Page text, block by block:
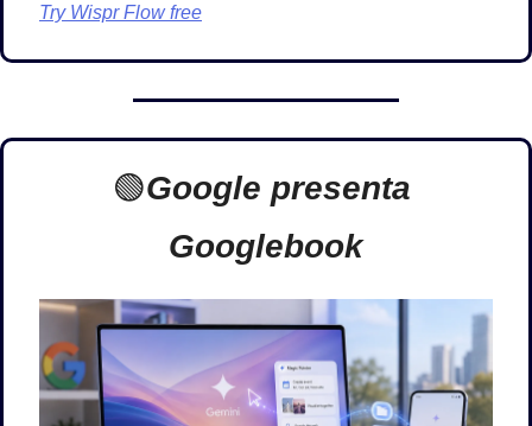
Try Wispr Flow free
🟢Google presenta
Googlebook